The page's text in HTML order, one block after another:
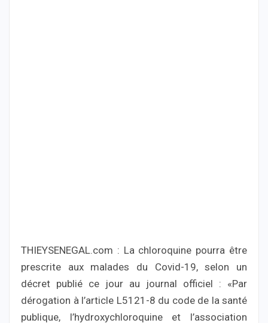
THIEYSENEGAL.com : La chloroquine pourra être
prescrite aux malades du Covid-19, selon un
décret publié ce jour au journal officiel : «Par
dérogation à l’article L5121-8 du code de la santé
publique, l’hydroxychloroquine et l’association